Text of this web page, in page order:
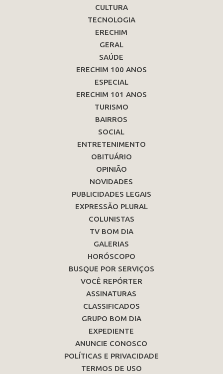
CULTURA
TECNOLOGIA
ERECHIM
GERAL
SAÚDE
ERECHIM 100 ANOS
ESPECIAL
ERECHIM 101 ANOS
TURISMO
BAIRROS
SOCIAL
ENTRETENIMENTO
OBITUÁRIO
OPINIÃO
NOVIDADES
PUBLICIDADES LEGAIS
EXPRESSÃO PLURAL
COLUNISTAS
TV BOM DIA
GALERIAS
HORÓSCOPO
BUSQUE POR SERVIÇOS
VOCÊ REPÓRTER
ASSINATURAS
CLASSIFICADOS
GRUPO BOM DIA
EXPEDIENTE
ANUNCIE CONOSCO
POLÍTICAS E PRIVACIDADE
TERMOS DE USO